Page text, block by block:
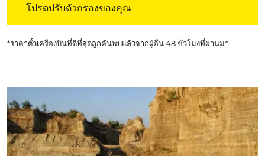
โปรดปรับตัวกรองของคุณ
*ราคาตั๋วเครื่องบินที่ดีที่สุดถูกค้นพบแล้วจากผู้อื่น 48 ชั่วโมงที่ผ่านมา